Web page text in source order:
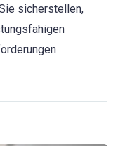
sicherstellen,